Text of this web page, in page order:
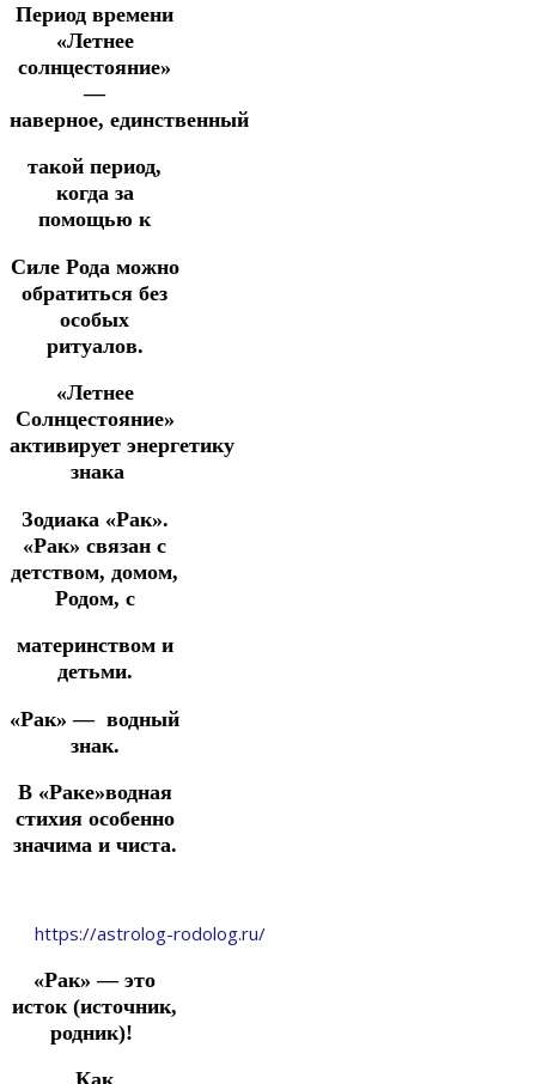
Период времени
«Летнее
солнцестояние»
—
наверное, единственный
такой период,
когда за
помощью к
Силе Рода можно
обратиться без
особых
ритуалов.
«Летнее
Солнцестояние»
активирует энергетику
знака
Зодиака «Рак».
«Рак» связан с
детством, домом,
Родом, с
материнством и
детьми.
«Рак» — водный
знак.
В «Раке»водная
стихия особенно
значима и чиста.
https://astrolog-rodolog.ru/
«Рак» — это
исток (источник,
родник)!